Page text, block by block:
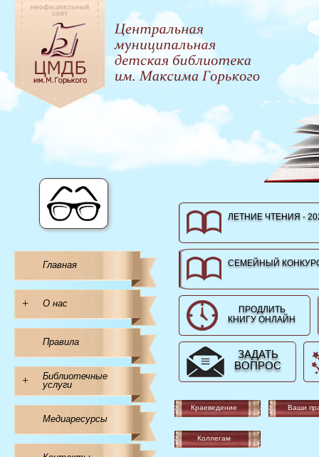
Главная
+ О нас
Правила
+
Библиотечные
услуги
Медиаресурсы
ЛЕТНИЕ ЧТЕНИЯ -
СЕМЕЙНЫЙ
ПРОДЛИТЬ
КНИГУ ОНЛАЙН
ЗАДАТЬ
ВОПРОС
Краеведение Ваши
Коллегам